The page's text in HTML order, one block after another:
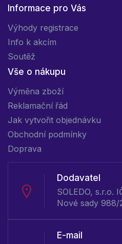
Informace pro Vás
Výhody registrace
Info k akcím
Soutěž
Vše o nákupu
Výměna zboží
Reklamační řád
Jak vytvořit objednávku
Obchodní podmínky
Doprava
Dodavatel
SOLEDO, s.r.o.
Nové sady
E-mail